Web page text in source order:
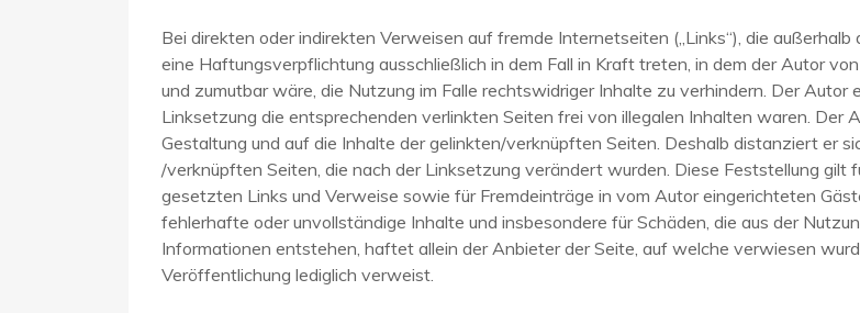
Bei direkten oder indirekten Verweisen auf fremde Internetseiten („Links“), die
eine Haftungsverpflichtung ausschließlich in dem Fall in Kraft treten, in dem der Autor
und zumutbar wäre, die Nutzung im Falle rechtswidriger Inhalte zu verhindern. Der Autor
Linksetzung die entsprechenden verlinkten Seiten frei von illegalen Inhalten waren. Der
Gestaltung und auf die Inhalte der gelinkten/verknüpften Seiten. Deshalb distanziert er
/verknüpften Seiten, die nach der Linksetzung verändert wurden. Diese Feststellung gilt
gesetzten Links und Verweise sowie für Fremdeinträge in vom Autor eingerichteten
fehlerhafte oder unvollständige Inhalte und insbesondere für Schäden, die aus der
Informationen entstehen, haftet allein der Anbieter der Seite, auf welche verwiesen
Veröffentlichung lediglich verweist.